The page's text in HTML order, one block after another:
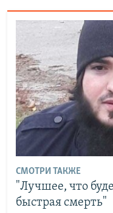
СМОТРИ ТАКЖЕ
"Лучшее, что
быстрая смерть"